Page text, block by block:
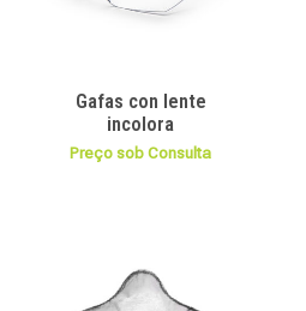
Gafas con lente
incolora
Preço sob Consulta